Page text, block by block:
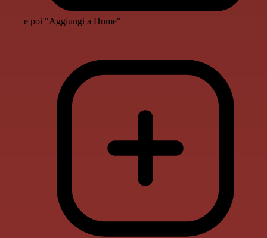
e poi "Aggiungi a Home"